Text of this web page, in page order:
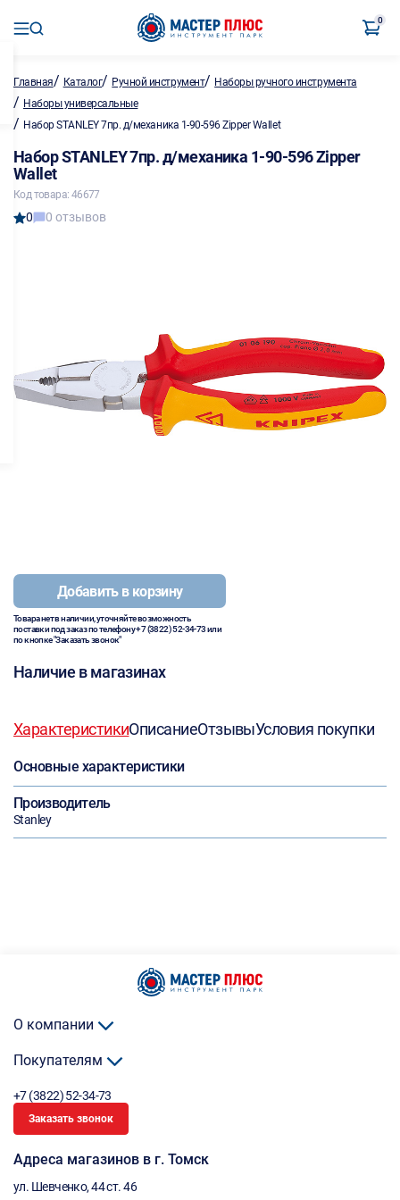
0
Главная/ Каталог/ Ручной инструмент/ Наборы ручного инструмента
/ Наборы универсальные
/ Набор STANLEY 7пр. д/механика 1-90-596 Zipper Wallet
Набор STANLEY 7пр. д/механика 1-90-596 Zipper
Wallet
Код товара: 46677
0 0 отзывов
Добавить в корзину
Товара нет в наличии, уточняйте возможность
поставки под заказ по телефону+7 (3822) 52-34-73или
по кнопке "Заказать звонок"
Наличие в магазинах
ХарактеристикиОписаниеОтзывыУсловия покупки
Основные характеристики
Производитель
Stanley
О компании
Покупателям
+7 (3822) 52-34-73
Заказать звонок
Адреса магазинов в г. Томск
ул. Шевченко, 44 ст. 46